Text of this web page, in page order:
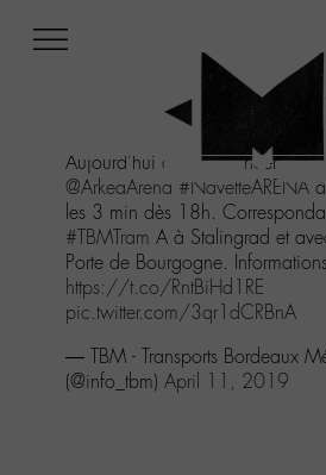
au
menu
Aller
contenu
Aller
recherche
Aujourd'hui à 20h, concert
@ArkeaArena #NavetteARENA
les 3 min dès 18h.
#TBMTram A à Stalingrad et
Porte de Bourgogne.
https://t.co/RntBiHd1RE
pic.twitter.com/3qr1dCRBnA
— TBM - Transports Bordeaux
(@info_tbm) April 11, 2019